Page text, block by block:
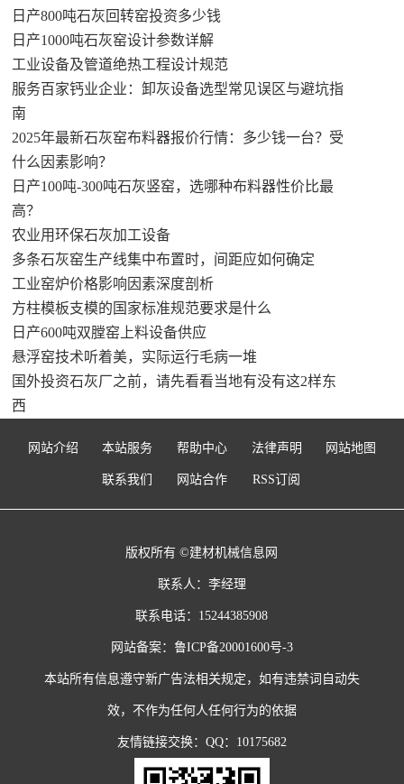
日产800吨石灰回转窑投资多少钱
日产1000吨石灰窑设计参数详解
工业设备及管道绝热工程设计规范
服务百家钙业企业：卸灰设备选型常见误区与避坑指
南
2025年最新石灰窑布料器报价行情：多少钱一台？受
什么因素影响？
日产100吨-300吨石灰竖窑，选哪种布料器性价比最
高？
农业用环保石灰加工设备
多条石灰窑生产线集中布置时，间距应如何确定
工业窑炉价格影响因素深度剖析
方柱模板支模的国家标准规范要求是什么
日产600吨双膛窑上料设备供应
悬浮窑技术听着美，实际运行毛病一堆
国外投资石灰厂之前，请先看看当地有没有这2样东
西
网站介绍 本站服务 帮助中心 法律声明 网站地图
联系我们 网站合作 RSS订阅
版权所有 ©建材机械信息网
联系人：李经理
联系电话：15244385908
网站备案： 鲁ICP备20001600号-3
本站所有信息遵守新广告法相关规定，如有违禁词自动失
效，不作为任何人任何行为的依据
友情链接交换：QQ：10175682